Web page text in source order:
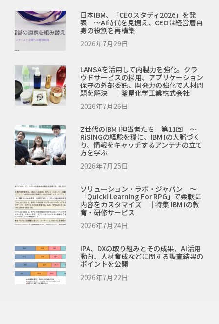
日本IBM、「CEOスタディ2026」を発
表 ～AI時代を見据え、CEOは経営層自
身の役割を再構築
2026年7月29日
LANSAを活用して内製力を強化。クラ
ウドサービスの採用、アプリケーション
保守の外部委託、開発力の強化で人材問
題を解決 ｜釜屋化学工業株式会社
2026年7月26日
Z世代のIBM I担当者たち 第11回 ～
RiSINGの経験を糧に、IBM Iの人脈づく
り、情報をキャッチするアンテナの立て
方を学ぶ
2026年7月25日
ソリューション・ラボ・ジャパン ～
「Quick! Learning For RPG」で柔軟に
内容をカスタマイズ ｜特集 IBM Iの教
育・研修サービス
2026年7月24日
IPA、DXの取り組みとその成果、AI活用
動向、人材育成などに関する調査結果の
ポイントを公開
2026年7月22日